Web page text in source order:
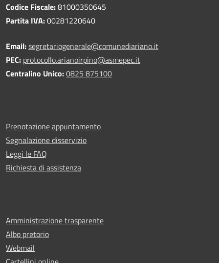
Codice Fiscale:81000350645
Partita IVA:00281220640
Email:segretariogenerale@comunediariano.it
PEC: protocollo.arianoirpino@asmepec.it
Centralino Unico:0825 875100
Prenotazione appuntamento
Segnalazione disservizio
Leggi le FAQ
Richiesta di assistenza
Amministrazione trasparente
Albo pretorio
Webmail